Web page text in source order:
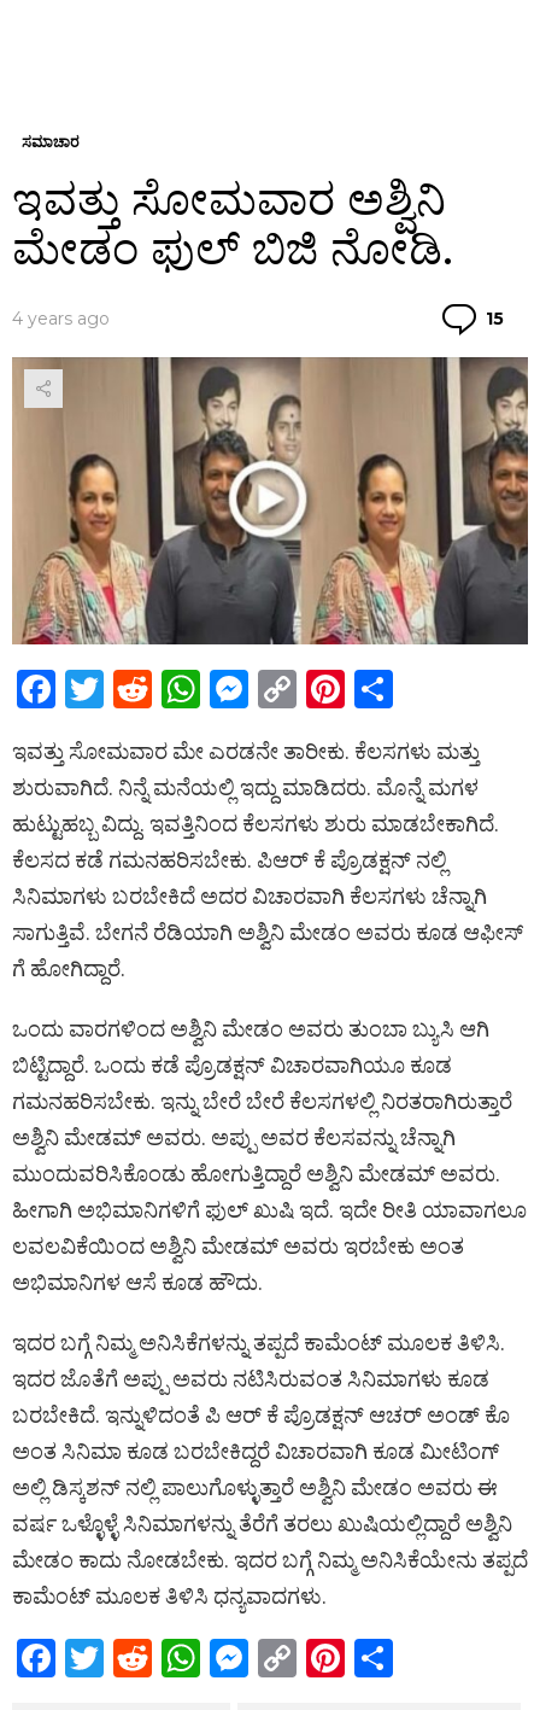
ಸಮಾಚಾರ
ಇವತ್ತು ಸೋಮವಾರ ಅಶ್ವಿನಿ
ಮೇಡಂ ಫುಲ್ ಬಿಜಿ ನೋಡಿ.
4 years ago 15
F
ce
b
o
o
k
T
tt
er
R
d
di
t
W
at
s
A
p
p
M
se
n
g
er
C
py
Li
n
k
Pi
er
es
t
ar
e
ಇವತ್ತು ಸೋಮವಾರ ಮೇ ಎರಡನೇ ತಾರೀಕು. ಕೆಲಸಗಳು ಮತ್ತು
ಶುರುವಾಗಿದೆ. ನಿನ್ನೆ ಮನೆಯಲ್ಲಿ ಇದ್ದು ಮಾಡಿದರು. ಮೊನ್ನೆ ಮಗಳ
ಹುಟ್ಟುಹಬ್ಬ ವಿದ್ದು. ಇವತ್ತಿನಿಂದ ಕೆಲಸಗಳು ಶುರು ಮಾಡಬೇಕಾಗಿದೆ.
ಕೆಲಸದ ಕಡೆ ಗಮನಹರಿಸಬೇಕು. ಪಿಆರ್ ಕೆ ಪ್ರೊಡಕ್ಷನ್ ನಲ್ಲಿ
ಸಿನಿಮಾಗಳು ಬರಬೇಕಿದೆ ಅದರ ವಿಚಾರವಾಗಿ ಕೆಲಸಗಳು ಚೆನ್ನಾಗಿ
ಸಾಗುತ್ತಿವೆ. ಬೇಗನೆ ರೆಡಿಯಾಗಿ ಅಶ್ವಿನಿ ಮೇಡಂ ಅವರು ಕೂಡ ಆಫೀಸ್
ಗೆ ಹೋಗಿದ್ದಾರೆ.
ಒಂದು ವಾರಗಳಿಂದ ಅಶ್ವಿನಿ ಮೇಡಂ ಅವರು ತುಂಬಾ ಬ್ಯುಸಿ ಆಗಿ
ಬಿಟ್ಟಿದ್ದಾರೆ. ಒಂದು ಕಡೆ ಪ್ರೊಡಕ್ಷನ್ ವಿಚಾರವಾಗಿಯೂ ಕೂಡ
ಗಮನಹರಿಸಬೇಕು. ಇನ್ನು ಬೇರೆ ಬೇರೆ ಕೆಲಸಗಳಲ್ಲಿ ನಿರತರಾಗಿರುತ್ತಾರೆ
ಅಶ್ವಿನಿ ಮೇಡಮ್ ಅವರು. ಅಪ್ಪು ಅವರ ಕೆಲಸವನ್ನು ಚೆನ್ನಾಗಿ
ಮುಂದುವರಿಸಿಕೊಂಡು ಹೋಗುತ್ತಿದ್ದಾರೆ ಅಶ್ವಿನಿ ಮೇಡಮ್ ಅವರು.
ಹೀಗಾಗಿ ಅಭಿಮಾನಿಗಳಿಗೆ ಫುಲ್ ಖುಷಿ ಇದೆ. ಇದೇ ರೀತಿ ಯಾವಾಗಲೂ
ಲವಲವಿಕೆಯಿಂದ ಅಶ್ವಿನಿ ಮೇಡಮ್ ಅವರು ಇರಬೇಕು ಅಂತ
ಅಭಿಮಾನಿಗಳ ಆಸೆ ಕೂಡ ಹೌದು.
ಇದರ ಬಗ್ಗೆ ನಿಮ್ಮ ಅನಿಸಿಕೆಗಳನ್ನು ತಪ್ಪದೆ ಕಾಮೆಂಟ್ ಮೂಲಕ ತಿಳಿಸಿ.
ಇದರ ಜೊತೆಗೆ ಅಪ್ಪು ಅವರು ನಟಿಸಿರುವಂತ ಸಿನಿಮಾಗಳು ಕೂಡ
ಬರಬೇಕಿದೆ. ಇನ್ನುಳಿದಂತೆ ಪಿ ಆರ್ ಕೆ ಪ್ರೊಡಕ್ಷನ್ ಆಚರ್ ಅಂಡ್ ಕೊ
ಅಂತ ಸಿನಿಮಾ ಕೂಡ ಬರಬೇಕಿದ್ದರೆ ವಿಚಾರವಾಗಿ ಕೂಡ ಮೀಟಿಂಗ್
ಅಲ್ಲಿ ಡಿಸ್ಕಶನ್ ನಲ್ಲಿ ಪಾಲುಗೊಳ್ಳುತ್ತಾರೆ ಅಶ್ವಿನಿ ಮೇಡಂ ಅವರು ಈ
ವರ್ಷ ಒಳ್ಳೊಳ್ಳೆ ಸಿನಿಮಾಗಳನ್ನು ತೆರೆಗೆ ತರಲು ಖುಷಿಯಲ್ಲಿದ್ದಾರೆ ಅಶ್ವಿನಿ
ಮೇಡಂ ಕಾದು ನೋಡಬೇಕು. ಇದರ ಬಗ್ಗೆ ನಿಮ್ಮ ಅನಿಸಿಕೆಯೇನು ತಪ್ಪದೆ
ಕಾಮೆಂಟ್ ಮೂಲಕ ತಿಳಿಸಿ ಧನ್ಯವಾದಗಳು.
F
T
R
W M C
Pi